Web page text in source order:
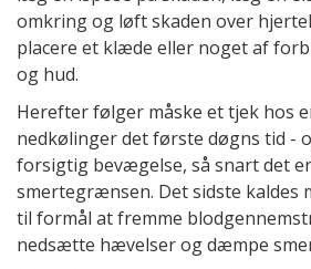
omkring og løft skaden over
placere et klæde eller noget af
og hud.
Herefter følger måske et tjek hos
nedkølinger det første døgns tid -
forsigtig bevægelse, så snart det
smertegrænsen. Det sidste kaldes
til formål at fremme
nedsætte hævelser og dæmpe